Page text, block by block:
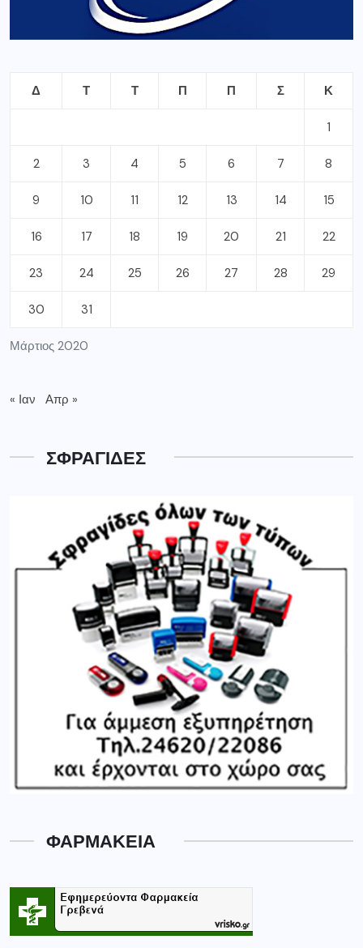
Μάρτιος 2020
Δ Τ Τ Π Π Σ Κ
1
2 3 4 5 6 7 8
9 10 11 12 13 14 15
16 17 18 19 20 21 22
23 24 25 26 27 28 29
30 31
« Ιαν Απρ »
ΣΦΡΑΓΙΔΕΣ
ΦΑΡΜΑΚΕΙΑ